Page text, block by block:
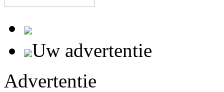
Uw advertentie
Advertentie